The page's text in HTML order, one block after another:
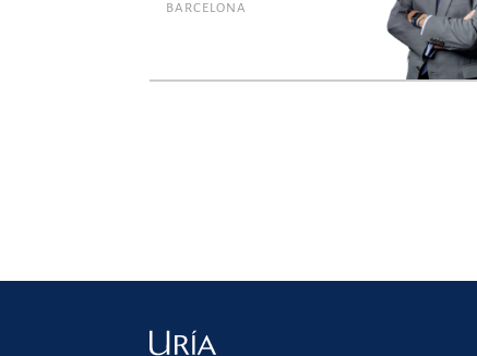
BARCELONA